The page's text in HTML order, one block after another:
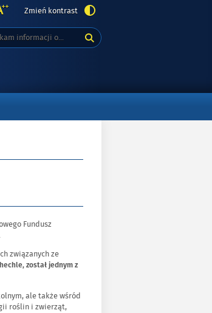
Zmień kontrast
Fundusz
związanych ze
został jednym z
ale także wśród
roślin i zwierząt,